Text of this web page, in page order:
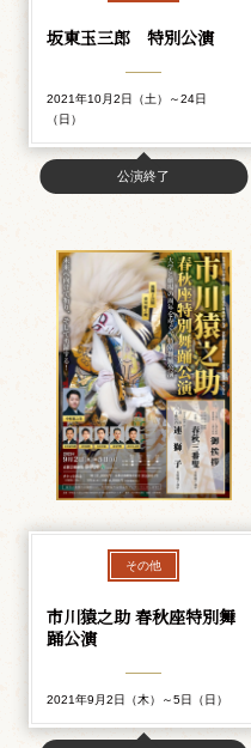
坂東玉三郎 特別公演
2021年10月2日（土）～24日
（日）
公演終了
その他
市川猿之助 春秋座特別舞
踊公演
2021年9月2日（木）～5日（日）